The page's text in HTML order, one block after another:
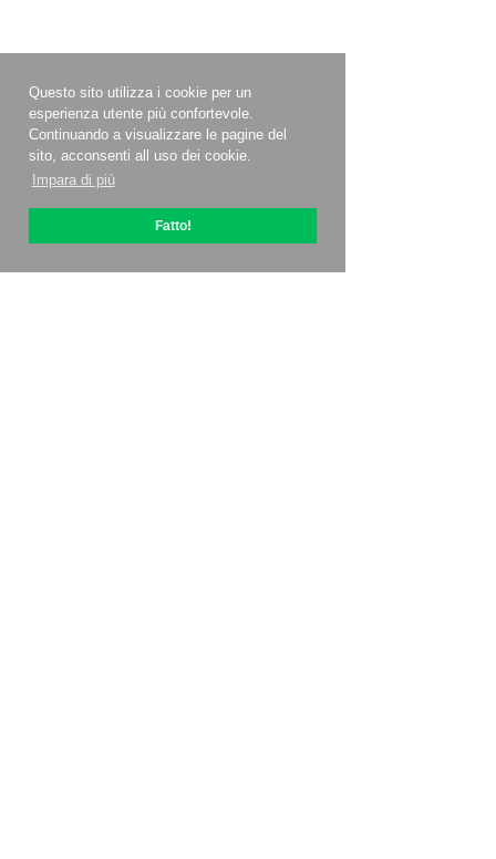
Questo sito utilizza i cookie per un
esperienza utente più confortevole.
Continuando a visualizzare le pagine del
sito, acconsenti all uso dei cookie.
Impara di più
Fatto!